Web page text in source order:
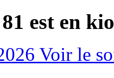
est en
Voir le